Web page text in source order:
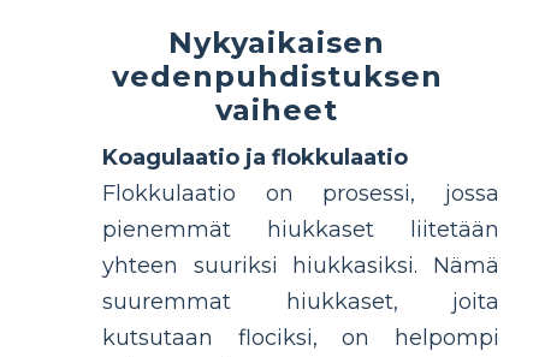
Nykyaikaisen
vedenpuhdistuksen
vaiheet
Koagulaatio ja flokkulaatio
Flokkulaatio on prosessi, jossa
pienemmät hiukkaset liitetään
yhteen suuriksi hiukkasiksi. Nämä
suuremmat hiukkaset, joita
kutsutaan flociksi, on helpompi